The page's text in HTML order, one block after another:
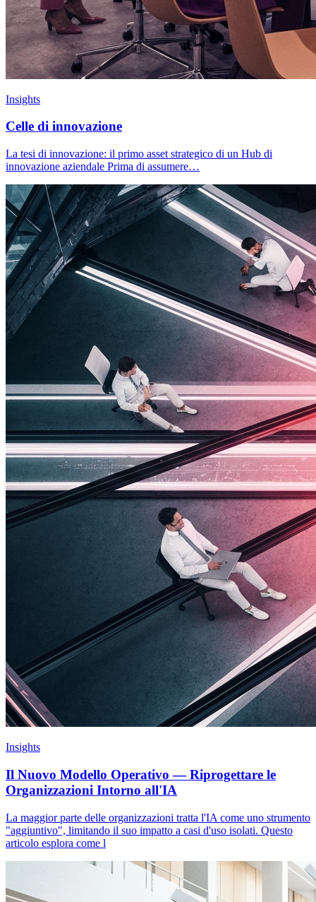
Insights
Celle di innovazione
La tesi di innovazione: il primo asset strategico di un Hub di
innovazione aziendale Prima di assumere…
Insights
Il Nuovo Modello Operativo — Riprogettare le
Organizzazioni Intorno all'IA
La maggior parte delle organizzazioni tratta l'IA come uno strumento
"aggiuntivo", limitando il suo impatto a casi d'uso isolati. Questo
articolo esplora come l